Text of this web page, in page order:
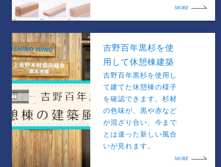
MORE
吉野百年黒杉を使
用して休憩棟建築
吉野百年黒杉を使用し
て建てた休憩棟の様子
を確認できます。杉材
の色味が、黒や赤など
が混ざり合い、今まで
とは違った新しい風合
いが見れます。
MORE